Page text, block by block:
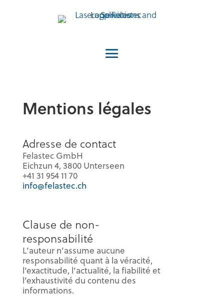
Mentions légales
Adresse de contact
Felastec GmbH
Eichzun 4, 3800 Unterseen
+41 31 954 11 70
info@felastec.ch
Clause de non-
responsabilité
L’auteur n’assume aucune
responsabilité quant à la véracité,
l’exactitude, l’actualité, la fiabilité et
l’exhaustivité du contenu des
informations.